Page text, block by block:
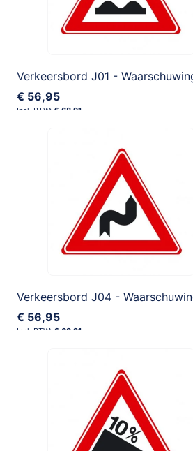
€ 56,95
€ 68,91
€ 56,95
€ 68,91